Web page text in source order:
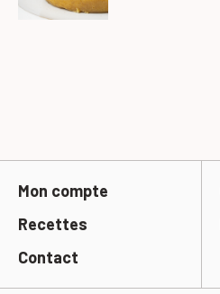
Mon compte
Recettes
Contact